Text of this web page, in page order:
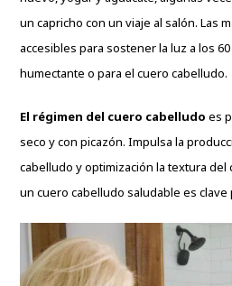
un capricho con un viaje al salón. Las
accesibles para sostener la luz a los
humectante o para el cuero cabelludo.
El régimen del cuero cabelludo es
seco y con picazón. Impulsa la
cabelludo y optimización la textura
un cuero cabelludo saludable es